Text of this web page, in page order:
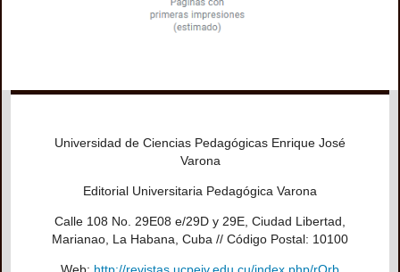
Universidad de Ciencias Pedagógicas Enrique José
Varona
Editorial Universitaria Pedagógica Varona
Calle 108 No. 29E08 e/29D y 29E, Ciudad Libertad,
Marianao, La Habana, Cuba // Código Postal: 10100
Web: http://revistas.ucpejv.edu.cu/index.php/rOrb